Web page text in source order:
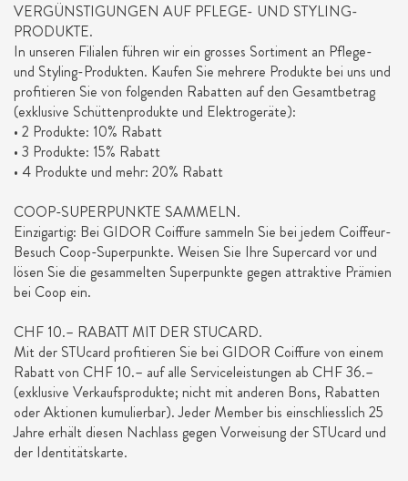
VERGÜNSTIGUNGEN AUF PFLEGE- UND STYLING-
PRODUKTE.
In unseren Filialen führen wir ein grosses Sortiment an Pflege-
und Styling-Produkten. Kaufen Sie mehrere Produkte bei uns und
profitieren Sie von folgenden Rabatten auf den Gesamtbetrag
(exklusive Schüttenprodukte und Elektrogeräte):
• 2 Produkte: 10% Rabatt
• 3 Produkte: 15% Rabatt
• 4 Produkte und mehr: 20% Rabatt
COOP-SUPERPUNKTE SAMMELN.
Einzigartig: Bei GIDOR Coiffure sammeln Sie bei jedem Coiffeur-
Besuch Coop-Superpunkte. Weisen Sie Ihre Supercard vor und
lösen Sie die gesammelten Superpunkte gegen attraktive Prämien
bei Coop ein.
CHF 10.– RABATT MIT DER STUCARD.
Mit der STUcard profitieren Sie bei GIDOR Coiffure von einem
Rabatt von CHF 10.– auf alle Serviceleistungen ab CHF 36.–
(exklusive Verkaufsprodukte; nicht mit anderen Bons, Rabatten
oder Aktionen kumulierbar). Jeder Member bis einschliesslich 25
Jahre erhält diesen Nachlass gegen Vorweisung der STUcard und
der Identitätskarte.